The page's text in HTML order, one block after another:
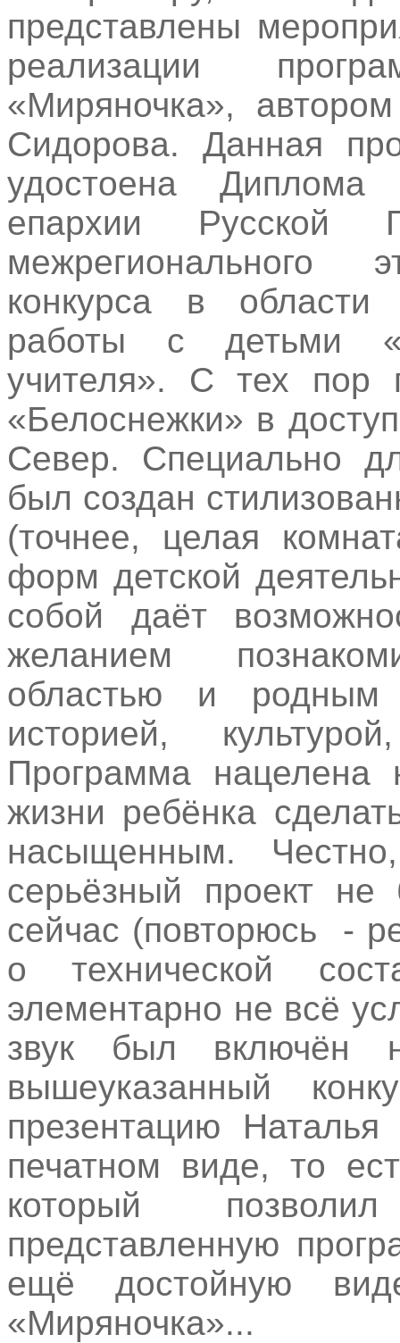
представлены
реализации
«Миряночка»,
Сидорова. Данная
удостоена Диплома
епархии Русской
межрегионального
конкурса в области
работы с детьми
учителя». С тех пор
«Белоснежки» в
Север. Специально
был создан
(точнее, целая
форм детской
собой даёт
желанием
областью и
историей,
Программа
жизни ребёнка
насыщенным.
серьёзный проект не
сейчас (повторюсь -
о технической
элементарно не всё
звук был включён
вышеуказанный
презентацию
печатном виде, то
который
представленную
ещё достойную
«Миряночка»...